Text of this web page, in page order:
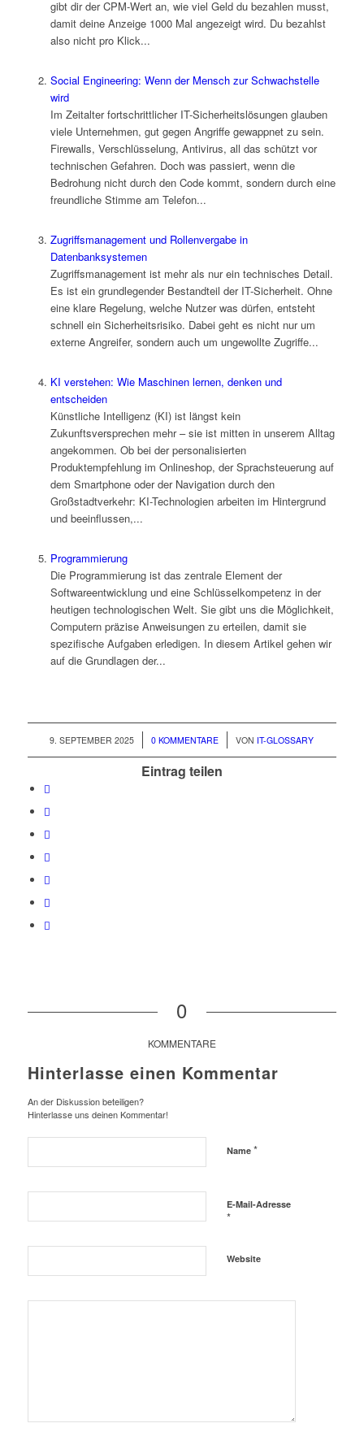
gibt dir der CPM-Wert an, wie viel Geld du bezahlen musst,
damit deine Anzeige 1000 Mal angezeigt wird. Du bezahlst
also nicht pro Klick...
Social Engineering: Wenn der Mensch zur Schwachstelle
wird
Im Zeitalter fortschrittlicher IT-Sicherheitslösungen glauben
viele Unternehmen, gut gegen Angriffe gewappnet zu sein.
Firewalls, Verschlüsselung, Antivirus, all das schützt vor
technischen Gefahren. Doch was passiert, wenn die
Bedrohung nicht durch den Code kommt, sondern durch eine
freundliche Stimme am Telefon...
Zugriffsmanagement und Rollenvergabe in
Datenbanksystemen
Zugriffsmanagement ist mehr als nur ein technisches Detail.
Es ist ein grundlegender Bestandteil der IT-Sicherheit. Ohne
eine klare Regelung, welche Nutzer was dürfen, entsteht
schnell ein Sicherheitsrisiko. Dabei geht es nicht nur um
externe Angreifer, sondern auch um ungewollte Zugriffe...
KI verstehen: Wie Maschinen lernen, denken und
entscheiden
Künstliche Intelligenz (KI) ist längst kein
Zukunftsversprechen mehr – sie ist mitten in unserem Alltag
angekommen. Ob bei der personalisierten
Produktempfehlung im Onlineshop, der Sprachsteuerung auf
dem Smartphone oder der Navigation durch den
Großstadtverkehr: KI-Technologien arbeiten im Hintergrund
und beeinflussen,...
Programmierung
Die Programmierung ist das zentrale Element der
Softwareentwicklung und eine Schlüsselkompetenz in der
heutigen technologischen Welt. Sie gibt uns die Möglichkeit,
Computern präzise Anweisungen zu erteilen, damit sie
spezifische Aufgaben erledigen. In diesem Artikel gehen wir
auf die Grundlagen der...
9. SEPTEMBER 2025
/ 0 KOMMENTARE
/ VON IT-GLOSSARY
Eintrag teilen
0
KOMMENTARE
Hinterlasse einen Kommentar
An der Diskussion beteiligen?
Hinterlasse uns deinen Kommentar!
Name *
E-Mail-Adresse
*
Website